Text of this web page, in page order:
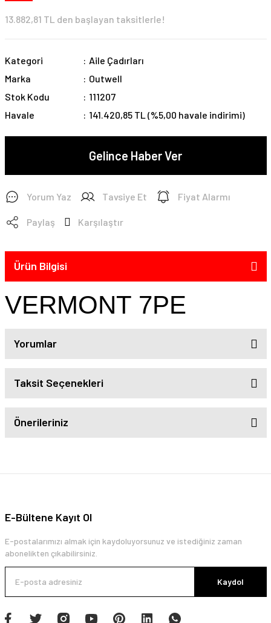
13.882,81 TL den başlayan taksitlerle!
Kategori
Aile Çadırları
Marka
Outwell
Stok Kodu
111207
Havale
141.420,85 TL (%5,00 havale indirimi)
Gelince Haber Ver
Yorum Yaz Tavsiye Et Fiyat Alarmı
Paylaş Karşılaştır
Ürün Bilgisi
VERMONT 7PE
Yorumlar
Taksit Seçenekleri
Önerileriniz
E-Bültene Kayıt Ol
E-postalarımızı almak için kaydoluyorsunuz ve istediğiniz zaman
abonelikten çıkabilirsiniz.
Kaydol